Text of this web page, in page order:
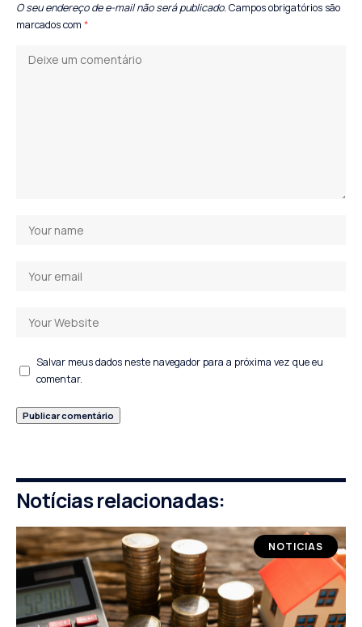
O seu endereço de e-mail não será publicado.Campos obrigatórios são
marcados com *
Salvar meus dados neste navegador para a próxima vez que eu
comentar.
Notícias relacionadas:
NOTICIAS